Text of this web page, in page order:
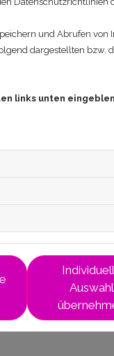
und Abrufen von
dargestellten bzw.
links unten
Auswahl